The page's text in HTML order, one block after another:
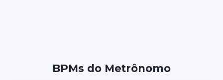
BPMs do Metrônomo